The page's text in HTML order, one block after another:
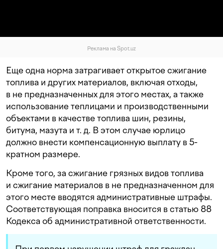
Реклама на Spot.uz
Еще одна норма затрагивает открытое сжигание
топлива и других материалов, включая отходы,
в не предназначенных для этого местах, а также
использование теплицами и производственными
объектами в качестве топлива шин, резины,
битума, мазута и т. д. В этом случае юрлицо
должно внести компенсационную выплату в 5-
кратном размере.
Кроме того, за сжигание грязных видов топлива
и сжигание материалов в не предназначенном для
этого месте вводятся административные штрафы.
Соответствующая поправка вносится в статью 88
Кодекса об административной ответственности.